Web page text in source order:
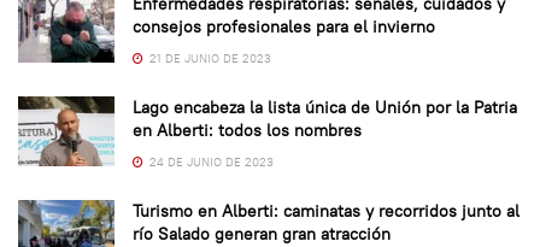
consejos profesionales para el invierno
21 DE JUNIO DE 2023
Lago encabeza la lista única de Unión por la Patria
en Alberti: todos los nombres
24 DE JUNIO DE 2023
Turismo en Alberti: caminatas y recorridos junto al
río Salado generan gran atracción